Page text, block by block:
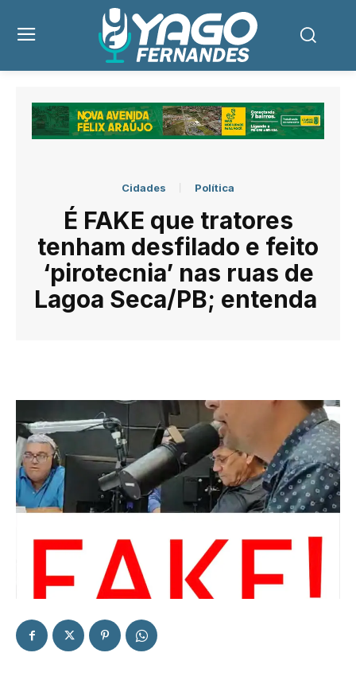
Cidades Política
É FAKE que tratores
tenham desfilado e feito
‘pirotecnia’ nas ruas de
Lagoa Seca/PB; entenda